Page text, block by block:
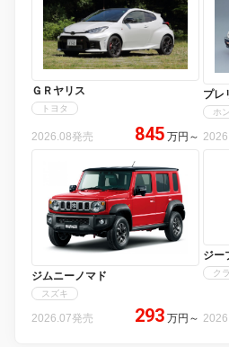
ＧＲヤリス
トヨタ
2026.08発売 845 万円 ～
プレ
ホ
ジムニーノマド
スズキ
2026.07発売 293 万円 ～
ジー
ク